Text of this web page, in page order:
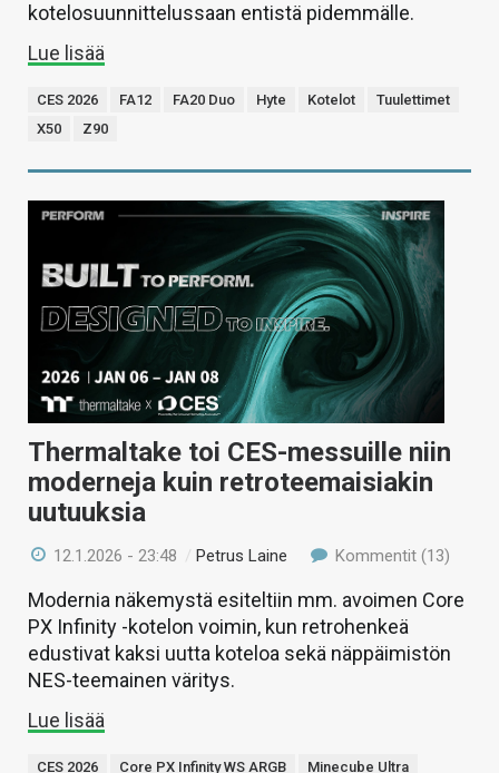
kotelosuunnittelussaan entistä pidemmälle.
Lue lisää
CES 2026 FA12 FA20 Duo Hyte Kotelot
Tuulettimet
X50
Z90
Thermaltake toi CES-messuille niin
moderneja kuin retroteemaisiakin
uutuuksia
12.1.2026 - 23:48 / Petrus Laine Kommentit (13)
Modernia näkemystä esiteltiin mm. avoimen Core
PX Infinity -kotelon voimin, kun retrohenkeä
edustivat kaksi uutta koteloa sekä näppäimistön
NES-teemainen väritys.
Lue lisää
CES 2026 Core PX Infinity WS ARGB
Minecube Ultra